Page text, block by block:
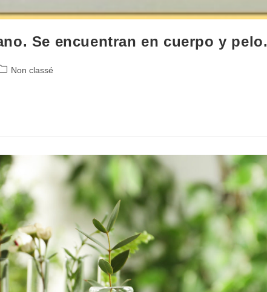
Se encuentran en cuerpo y pelo.
Non classé